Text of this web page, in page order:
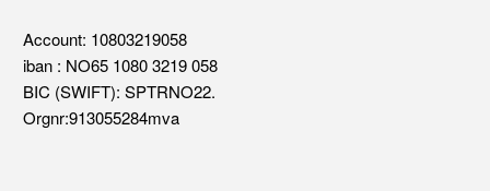
Account: 10803219058
iban : NO65 1080 3219 058
BIC (SWIFT): SPTRNO22.
Orgnr:913055284mva